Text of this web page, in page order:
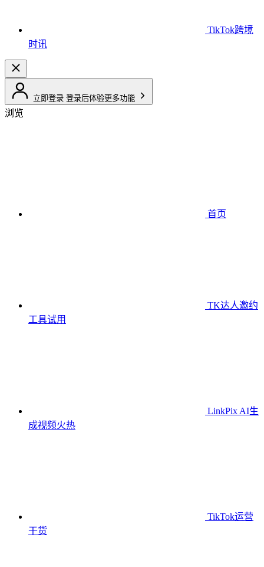
TikTok跨境
时讯
立即登录 登录后体验更多功能
浏览
首页
TK达人邀约
工具试用
LinkPix AI生
成视频火热
TikTok运营
干货